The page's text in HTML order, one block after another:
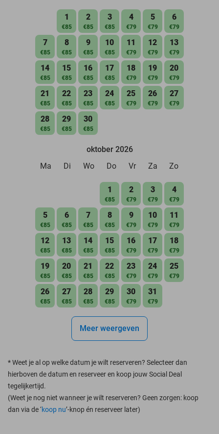
1
€85
2
€85
3
€85
4
€79
5
€79
6
€79
7
€85
8
€85
9
€85
10
€85
11
€79
12
€79
13
€79
14
€85
15
€85
16
€85
17
€85
18
€79
19
€79
20
€79
21
€85
22
€85
23
€85
24
€85
25
€79
26
€79
27
€79
28
€85
29
€85
30
€85
oktober 2026
Ma
Di Wo Do Vr Za Zo
1
€85
2
€79
3
€79
4
€79
5
€85
6
€85
7
€85
8
€85
9
€79
10
€79
11
€79
12
€85
13
€85
14
€85
15
€85
16
€79
17
€79
18
€79
19
€85
20
€85
21
€85
22
€85
23
€79
24
€79
25
€79
26
€85
27
€85
28
€85
29
€85
30
€79
31
€79
Meer weergeven
*Weet je al op welke datum je wilt reserveren? Selecteer dan
hierboven de datum en reserveer en koop jouw Social Deal
tegelijkertijd.
(Weet je nog niet wanneer je wilt reserveren? Geen zorgen: koop
dan via de ‘koop nu’-knop én reserveer later)